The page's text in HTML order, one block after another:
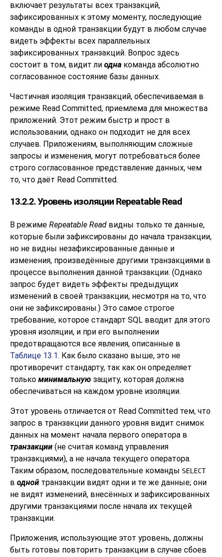
включает результаты всех транзакций,
зафиксированных к этому моменту, последующие
команды в одной транзакции будут в любом случае
видеть эффекты всех параллельных
зафиксированных транзакций. Вопрос здесь
состоит в том, видит ли одна команда абсолютно
согласованное состояние базы данных.
Частичная изоляция транзакций, обеспечиваемая в
режиме Read Committed, приемлема для множества
приложений. Этот режим быстр и прост в
использовании, однако он подходит не для всех
случаев. Приложениям, выполняющим сложные
запросы и изменения, могут потребоваться более
строго согласованное представление данных, чем
то, что даёт Read Committed.
13.2.2. Уровень изоляции Repeatable Read
В режиме Repeatable Read видны только те данные,
которые были зафиксированы до начала транзакции,
но не видны незафиксированные данные и
изменения, произведённые другими транзакциями в
процессе выполнения данной транзакции. (Однако
запрос будет видеть эффекты предыдущих
изменений в своей транзакции, несмотря на то, что
они не зафиксированы.) Это самое строгое
требование, которое стандарт SQL вводит для этого
уровня изоляции, и при его выполнении
предотвращаются все явления, описанные в
Таблице 13.1. Как было сказано выше, это не
противоречит стандарту, так как он определяет
только минимальную защиту, которая должна
обеспечиваться на каждом уровне изоляции.
Этот уровень отличается от Read Committed тем, что
запрос в транзакции данного уровня видит снимок
данных на момент начала первого оператора в
транзакции (не считая команд управления
транзакциями), а не начала текущего оператора.
Таким образом, последовательные команды SELECT
в одной транзакции видят одни и те же данные; они
не видят изменений, внесённых и зафиксированных
другими транзакциями после начала их текущей
транзакции.
Приложения, использующие этот уровень, должны
быть готовы повторить транзакции в случае сбоев